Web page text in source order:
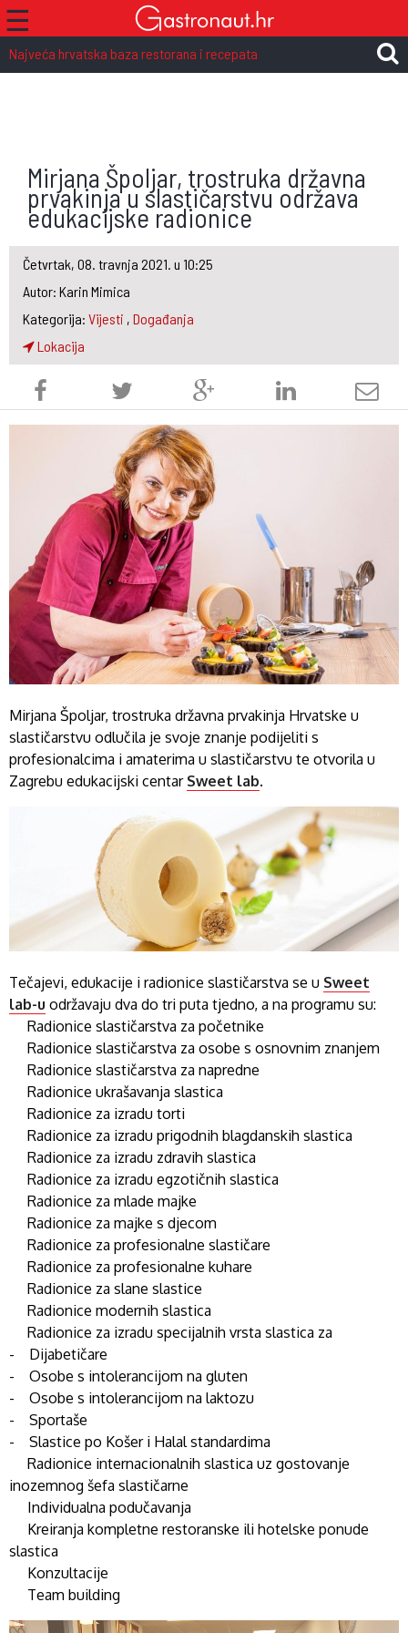
☰
Najveća hrvatska baza restorana i recepata
Mirjana Špoljar, trostruka državna
prvakinja u slastičarstvu održava
edukacijske radionice
Četvrtak, 08. travnja 2021. u 10:25
Autor: Karin Mimica
Kategorija: Vijesti , Događanja
Lokacija
Mirjana Špoljar, trostruka državna prvakinja Hrvatske u
slastičarstvu odlučila je svoje znanje podijeliti s
profesionalcima i amaterima u slastičarstvu te otvorila u
Zagrebu edukacijski centar Sweet lab.
Tečajevi, edukacije i radionice slastičarstva se u Sweet
lab-u održavaju dva do tri puta tjedno, a na programu su:
Radionice slastičarstva za početnike
Radionice slastičarstva za osobe s osnovnim znanjem
Radionice slastičarstva za napredne
Radionice ukrašavanja slastica
Radionice za izradu torti
Radionice za izradu prigodnih blagdanskih slastica
Radionice za izradu zdravih slastica
Radionice za izradu egzotičnih slastica
Radionice za mlade majke
Radionice za majke s djecom
Radionice za profesionalne slastičare
Radionice za profesionalne kuhare
Radionice za slane slastice
Radionice modernih slastica
Radionice za izradu specijalnih vrsta slastica za
- Dijabetičare
- Osobe s intolerancijom na gluten
- Osobe s intolerancijom na laktozu
- Sportaše
- Slastice po Košer i Halal standardima
Radionice internacionalnih slastica uz gostovanje
inozemnog šefa slastičarne
Individualna podučavanja
Kreiranja kompletne restoranske ili hotelske ponude
slastica
Konzultacije
Team building